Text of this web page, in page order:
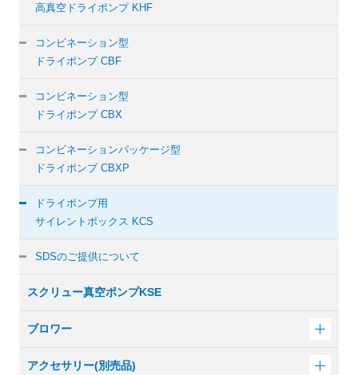
高真空ドライポンプ KHF
コンビネーション型
ドライポンプ CBF
コンビネーション型
ドライポンプ CBX
コンビネーションパッケージ型
ドライポンプ CBXP
ドライポンプ用
サイレントボックス KCS
SDSのご提供について
スクリュー真空ポンプKSE
ブロワー
アクセサリー(別売品)